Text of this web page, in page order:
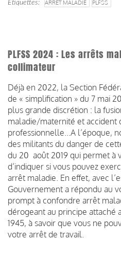
Étiquettes ARRÊT MALADIE PLFSS
PLFSS 2024 : Les arrêts
collimateur
Déjà en 2022, la Section
de « simplification » du 7 mai
plus grande discrétion : la
maladie/maternité et accident
professionnelle...A l’époque,
des militants du danger de
du 20 août 2019 qui permet à
d’indiquer si vous pouvez
arrêt maladie. En effet, avec
Gouvernement a répondu au
prompt à confondre arrêt
dérogeant au principe attaché
1945, à savoir que vous ne
votre arrêt de travail.